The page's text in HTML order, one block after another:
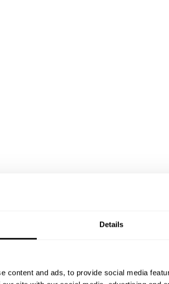
Details
content and ads, to provide social media